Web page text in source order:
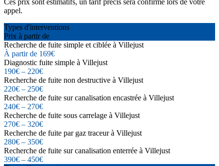
Ces prix sont estimatifs, un tarif précis sera confirmé lors de votre
appel.
Types d'interventions
Prix à partir de
Recherche de fuite simple et ciblée à Villejust
À partir de 169€
Diagnostic fuite simple à Villejust
190€ – 220€
Recherche de fuite non destructive à Villejust
220€ – 250€
Recherche de fuite sur canalisation encastrée à Villejust
240€ – 270€
Recherche de fuite sous carrelage à Villejust
270€ – 320€
Recherche de fuite par gaz traceur à Villejust
280€ – 350€
Recherche de fuite sur canalisation enterrée à Villejust
390€ – 450€